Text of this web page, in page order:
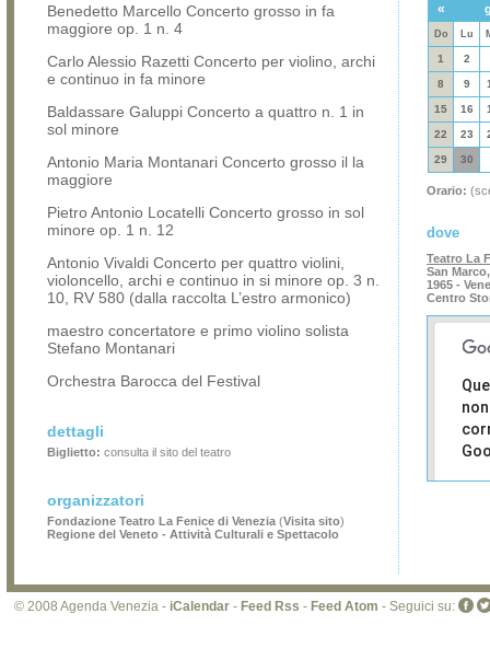
Benedetto Marcello Concerto grosso in fa
maggiore op. 1 n. 4
Carlo Alessio Razetti Concerto per violino, archi
e continuo in fa minore
Baldassare Galuppi Concerto a quattro n. 1 in
sol minore
Antonio Maria Montanari Concerto grosso il la
maggiore
Pietro Antonio Locatelli Concerto grosso in sol
minore op. 1 n. 12
Antonio Vivaldi Concerto per quattro violini,
violoncello, archi e continuo in si minore op. 3 n.
10, RV 580 (dalla raccolta L’estro armonico)
maestro concertatore e primo violino solista
Stefano Montanari
Orchestra Barocca del Festival
dettagli
Biglietto: consulta il sito del teatro
organizzatori
Fondazione Teatro La Fenice di Venezia (Visita sito)
Regione del Veneto - Attività Culturali e Spettacolo
«
Do Lu
1 2
8 9
15 16
22 23
29 30
Orario:
dove
Teatro La
San
1965 -
Centro
© 2008 Agenda Venezia - iCalendar - Feed Rss - Feed Atom - Seguici su: